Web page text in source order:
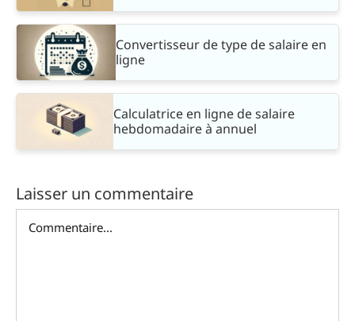
Convertisseur de type de salaire en
ligne
Calculatrice en ligne de salaire
hebdomadaire à annuel
Laisser un commentaire